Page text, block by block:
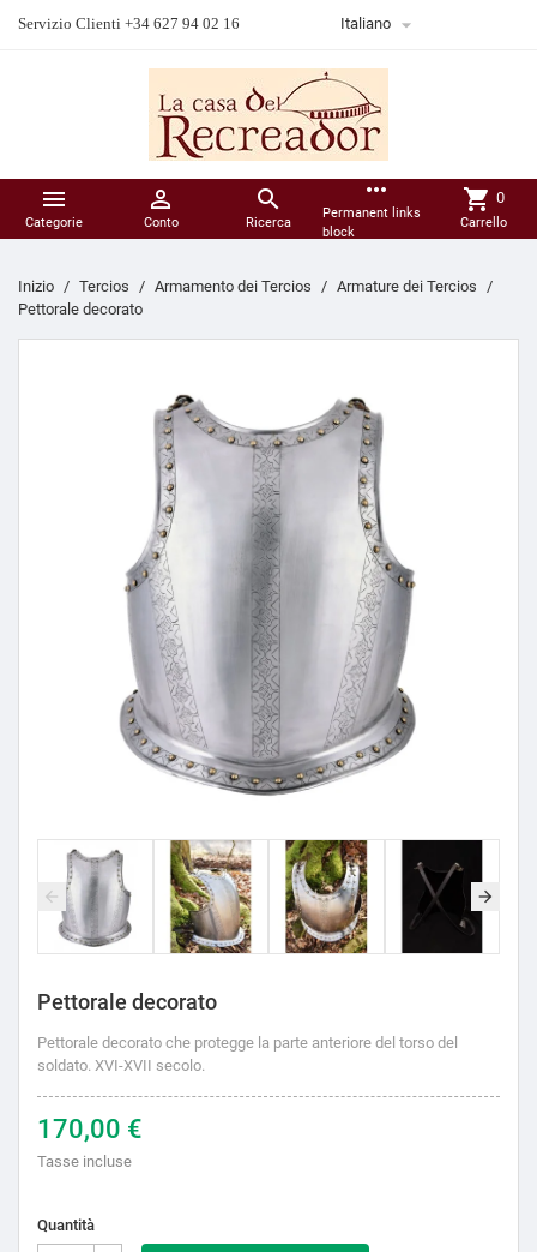
Servizio Clienti +34 627 94 02 16 Italiano 

Categorie

Conto

Ricerca
more_horiz
Permanent links
block
shopping_cart 0
Carrello
Inizio Tercios Armamento dei Tercios
Armature dei Tercios
Pettorale decorato
Pettorale decorato
Pettorale decorato che protegge la parte anteriore del torso del
soldato. XVI-XVII secolo.
170,00 €
Tasse incluse
Quantità